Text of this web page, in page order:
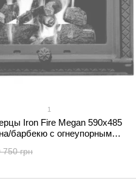
1
Iron Fire Megan 590х485
барбекю с огнеупорным
750 грн